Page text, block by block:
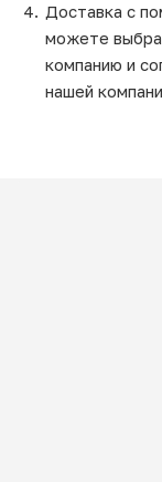
Доставка с
можете
компанию и
нашей